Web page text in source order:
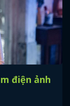
điện ảnh